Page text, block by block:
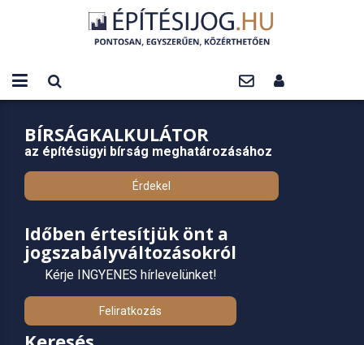
BÍRSÁGKALKULÁTOR
az építésügyi bírság meghatározásához
Érdekel
Időben értesítjük önt a
jogszabályváltozásokról
Kérje INGYENES hírlevelünket!
Feliratkozás